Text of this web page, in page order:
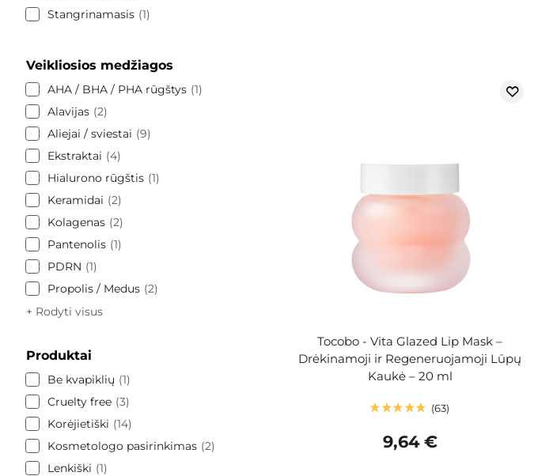
Stangrinamasis 1
Veikliosios medžiagos
AHA / BHA / PHA rūgštys 1
Alavijas 2
Aliejai / sviestai
9
Ekstraktai
4
Hialurono rūgštis 1
Keramidai
2
Kolagenas 2
Pantenolis 1
PDRN
1
Propolis / Medus 2
+ Rodyti visus
Produktai
Be kvapiklių
1
Cruelty free 3
Korėjietiški
14
Kosmetologo pasirinkimas 2
Lenkiški
1
Tocobo - Vita Glazed Lip Mask –
Drėkinamoji ir Regeneruojamoji Lūpų
Kaukė – 20 ml
63
9,64 €